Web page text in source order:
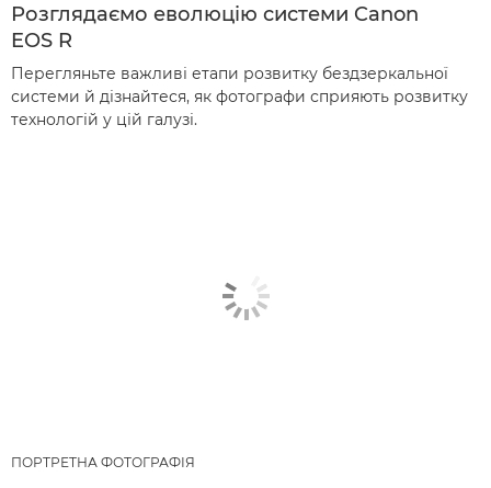
Розглядаємо еволюцію системи Canon
EOS R
Перегляньте важливі етапи розвитку бездзеркальної
системи й дізнайтеся, як фотографи сприяють розвитку
технологій у цій галузі.
ПОРТРЕТНА ФОТОГРАФІЯ